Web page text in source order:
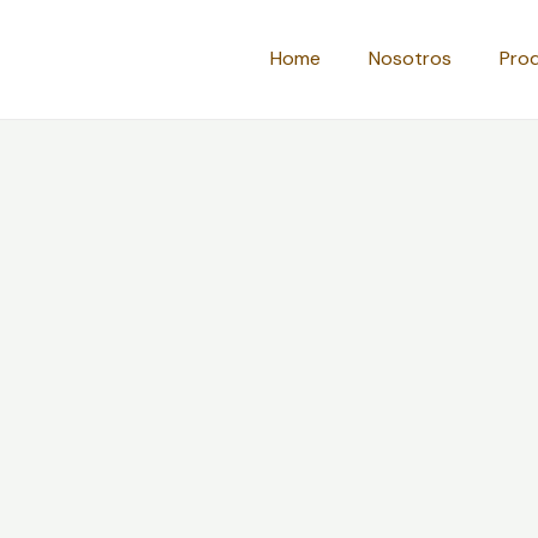
Home Nosotros